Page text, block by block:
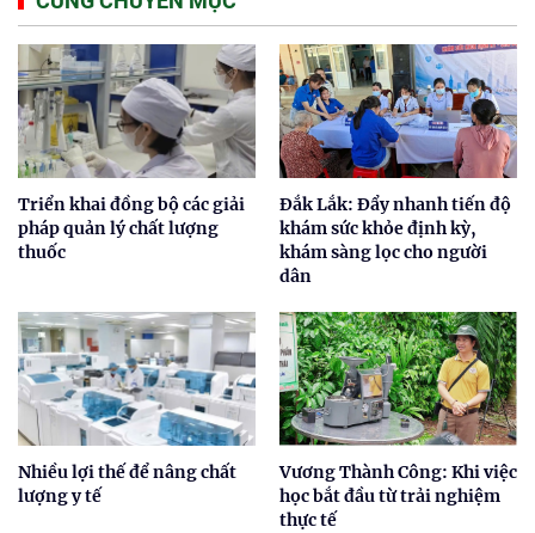
Triển khai đồng bộ các giải
pháp quản lý chất lượng
thuốc
Đắk Lắk: Đẩy nhanh tiến độ
khám sức khỏe định kỳ,
khám sàng lọc cho người
dân
Nhiều lợi thế để nâng chất
lượng y tế
Vương Thành Công: Khi việc
học bắt đầu từ trải nghiệm
thực tế